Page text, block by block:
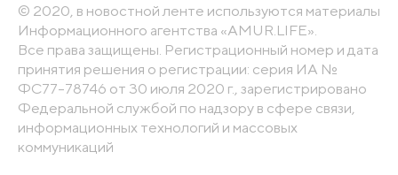
© 2020, в новостной ленте используются материалы
Информационного агентства «AMUR.LIFE».
Все права защищены. Регистрационный номер и дата
принятия решения о регистрации: серия ИА №
ФС77-78746 от 30 июля 2020 г., зарегистрировано
Федеральной службой по надзору в сфере связи,
информационных технологий и массовых
коммуникаций